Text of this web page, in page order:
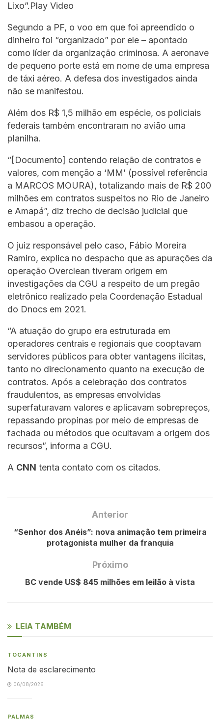
Lixo”.Play Video
Segundo a PF, o voo em que foi apreendido o
dinheiro foi “organizado” por ele – apontado
como líder da organização criminosa. A aeronave
de pequeno porte está em nome de uma empresa
de táxi aéreo. A defesa dos investigados ainda
não se manifestou.
Além dos R$ 1,5 milhão em espécie, os policiais
federais também encontraram no avião uma
planilha.
“[Documento] contendo relação de contratos e
valores, com menção a ‘MM’ (possível referência
a MARCOS MOURA), totalizando mais de R$ 200
milhões em contratos suspeitos no Rio de Janeiro
e Amapá”, diz trecho de decisão judicial que
embasou a operação.
O juiz responsável pelo caso, Fábio Moreira
Ramiro, explica no despacho que as apurações da
operação Overclean tiveram origem em
investigações da CGU a respeito de um pregão
eletrônico realizado pela Coordenação Estadual
do Dnocs em 2021.
“A atuação do grupo era estruturada em
operadores centrais e regionais que cooptavam
servidores públicos para obter vantagens ilícitas,
tanto no direcionamento quanto na execução de
contratos. Após a celebração dos contratos
fraudulentos, as empresas envolvidas
superfaturavam valores e aplicavam sobrepreços,
repassando propinas por meio de empresas de
fachada ou métodos que ocultavam a origem dos
recursos”, informa a CGU.
A CNN tenta contato com os citados.
Anterior
“Senhor dos Anéis”: nova animação tem primeira
protagonista mulher da franquia
Próximo
BC vende US$ 845 milhões em leilão à vista
LEIA TAMBÉM
TOCANTINS
Nota de esclarecimento
06/08/2026
PALMAS